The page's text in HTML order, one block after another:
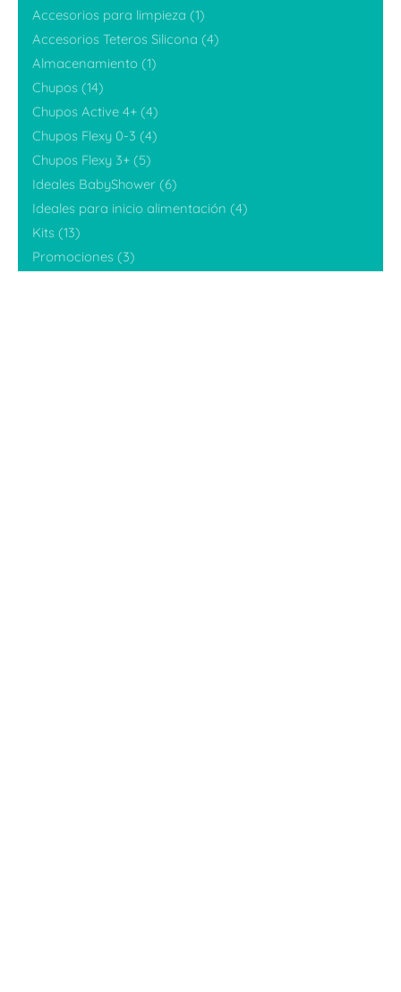
Accesorios para limpieza (1)
Accesorios Teteros Silicona (4)
Almacenamiento (1)
Chupos (14)
Chupos Active 4+ (4)
Chupos Flexy 0-3 (4)
Chupos Flexy 3+ (5)
Ideales BabyShower (6)
Ideales para inicio alimentación (4)
Kits (13)
Promociones (3)